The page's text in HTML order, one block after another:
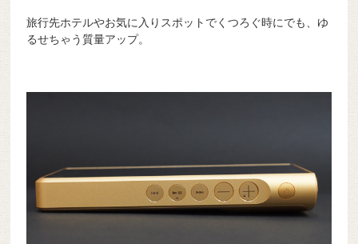
旅行先ホテルやお気に入りスポットでくつろぐ時にでも、ゆ
るせちゃう質量アップ。